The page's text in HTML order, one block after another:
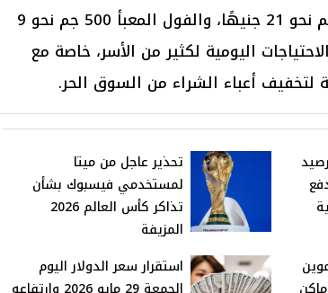
كما سجل العدس المجروش 500 جم نحو 21 جنيهًا، والفول المعبأ 500 جم نحو 9
اليومية لكثير من الأسر، خاصة مع
لتخفيف أعباء الشراء من السوق الحر.
تحذير عاجل من ميتا
لمستخدمي فيسبوك بشأن
تذاكر كأس العالم 2026
المزيفة
استقرار سعر الدولار اليوم